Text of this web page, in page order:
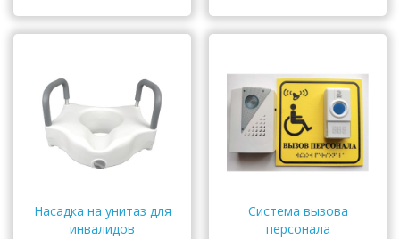
Насадка на унитаз для
инвалидов
Система вызова
персонала